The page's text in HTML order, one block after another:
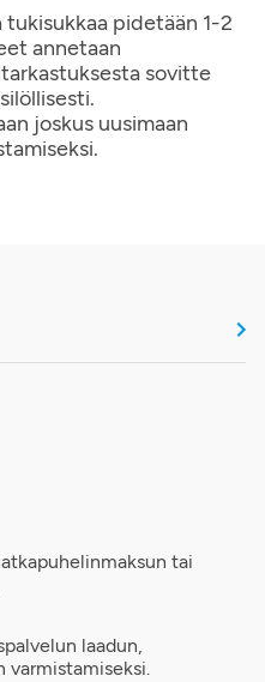
pidetään 1-2
annetaan
sovitte
joskus uusimaan
tai
laadun,
varmistamiseksi.